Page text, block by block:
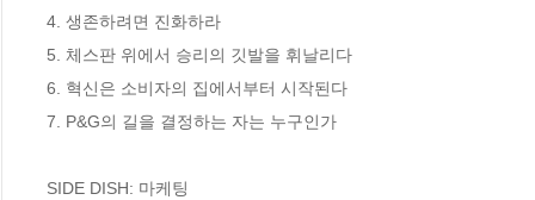
4. 생존하려면 진화하라
5. 체스판 위에서 승리의 깃발을 휘날리다
6. 혁신은 소비자의 집에서부터 시작된다
7. P&G의 길을 결정하는 자는 누구인가
SIDE DISH: 마케팅